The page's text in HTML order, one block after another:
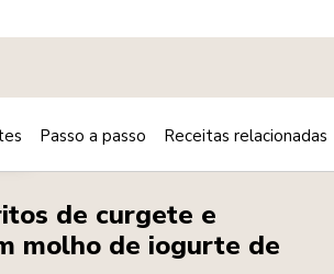
Print
de curgete e
molho de iogurte de
Passo a passo Receitas relacionadas